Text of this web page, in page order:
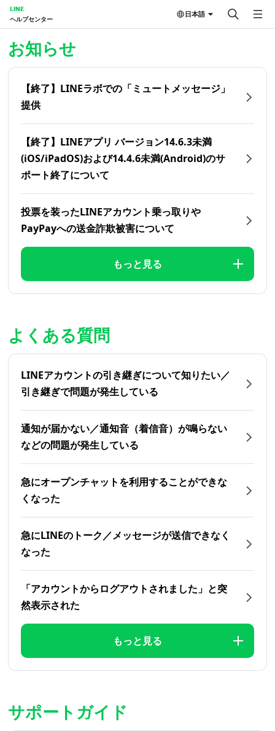
LINE
ヘルプセンター
日本語
お知らせ
【終了】LINEラボでの「ミュートメッセージ」
提供
【終了】LINEアプリ バージョン14.6.3未満
(iOS/iPadOS)および14.4.6未満(Android)のサ
ポート終了について
投票を装ったLINEアカウント乗っ取りや
PayPayへの送金詐欺被害について
もっと見る
よくある質問
LINEアカウントの引き継ぎについて知りたい／
引き継ぎで問題が発生している
通知が届かない／通知音（着信音）が鳴らない
などの問題が発生している
急にオープンチャットを利用することができな
くなった
急にLINEのトーク／メッセージが送信できなく
なった
「アカウントからログアウトされました」と突
然表示された
もっと見る
サポートガイド